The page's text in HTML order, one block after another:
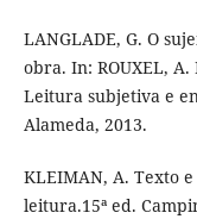
LANGLADE, G. O
obra. In: ROUXEL, A.
Leitura subjetiva e
Alameda, 2013.
KLEIMAN, A. Texto
leitura.15ª ed.